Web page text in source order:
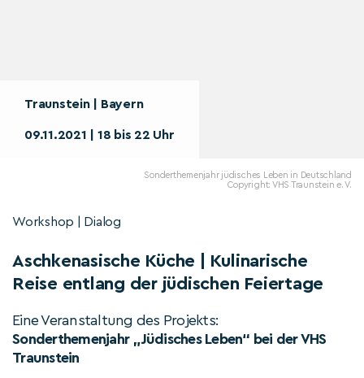
Traunstein | Bayern
09.11.2021 | 18 bis 22 Uhr
Sonderthemenjahr jüdisches Leben in Deutschland
Copyright: VHS Traunstein e. V.
Workshop | Dialog
Aschkenasische Küche | Kulinarische
Reise entlang der jüdischen Feiertage
Eine Veranstaltung des Projekts:
Sonderthemenjahr „Jüdisches Leben“ bei der VHS
Traunstein